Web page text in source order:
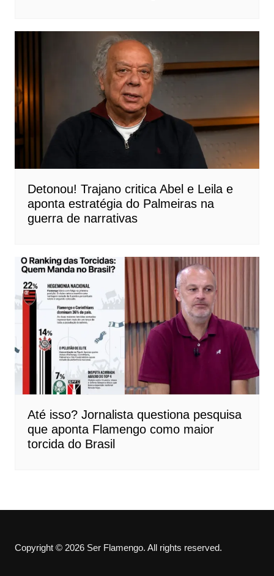
Detonou! Trajano critica Abel e Leila e
aponta estratégia do Palmeiras na
guerra de narrativas
Até isso? Jornalista questiona pesquisa
que aponta Flamengo como maior
torcida do Brasil
Copyright © 2026 Ser Flamengo. All rights reserved.